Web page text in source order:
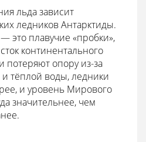
льда зависит
ледников Антарктиды.
плавучие «пробки»,
континентального
потеряют опору из-за
и тёплой воды, ледники
и уровень Мирового
значительнее, чем